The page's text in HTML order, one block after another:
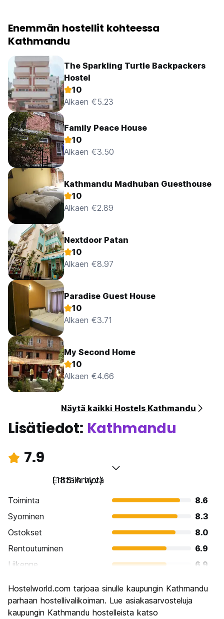
Enemmän hostellit kohteessa
Kathmandu
The Sparkling Turtle Backpackers
Hostel
10
Alkaen €5.23
Family Peace House
10
Alkaen €3.50
Kathmandu Madhuban Guesthouse
10
Alkaen €2.89
Nextdoor Patan
10
Alkaen €8.97
Paradise Guest House
10
Alkaen €3.71
My Second Home
10
Alkaen €4.66
Näytä kaikki Hostels Kathmandu
Lisätiedot: Kathmandu
7.9
Erittäin hyvä
(183 Arviot)
Toiminta
8.6
Syominen
8.3
Ostokset
8.0
Rentoutuminen
6.9
Liikenne
6.9
Kulttuuri
Yöelämä
Hostelworld.com tarjoaa sinulle kaupungin Kathmandu
parhaan hostellivalikoiman. Lue asiakasarvosteluja
kaupungin Kathmandu hostelleista katso